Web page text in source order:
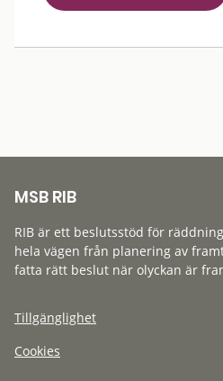
MSB RIB
RIB är ett beslutsstöd för
hela vägen från planering av
fatta rätt beslut när olyckan är
Tillgänglighet
Cookies